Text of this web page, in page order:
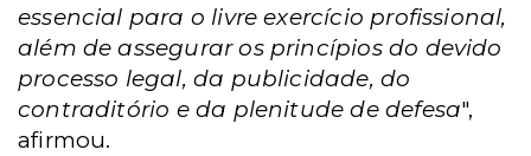
essencial para o livre exercício profissional,
além de assegurar os princípios do devido
processo legal, da publicidade, do
contraditório e da plenitude de defesa",
afirmou.